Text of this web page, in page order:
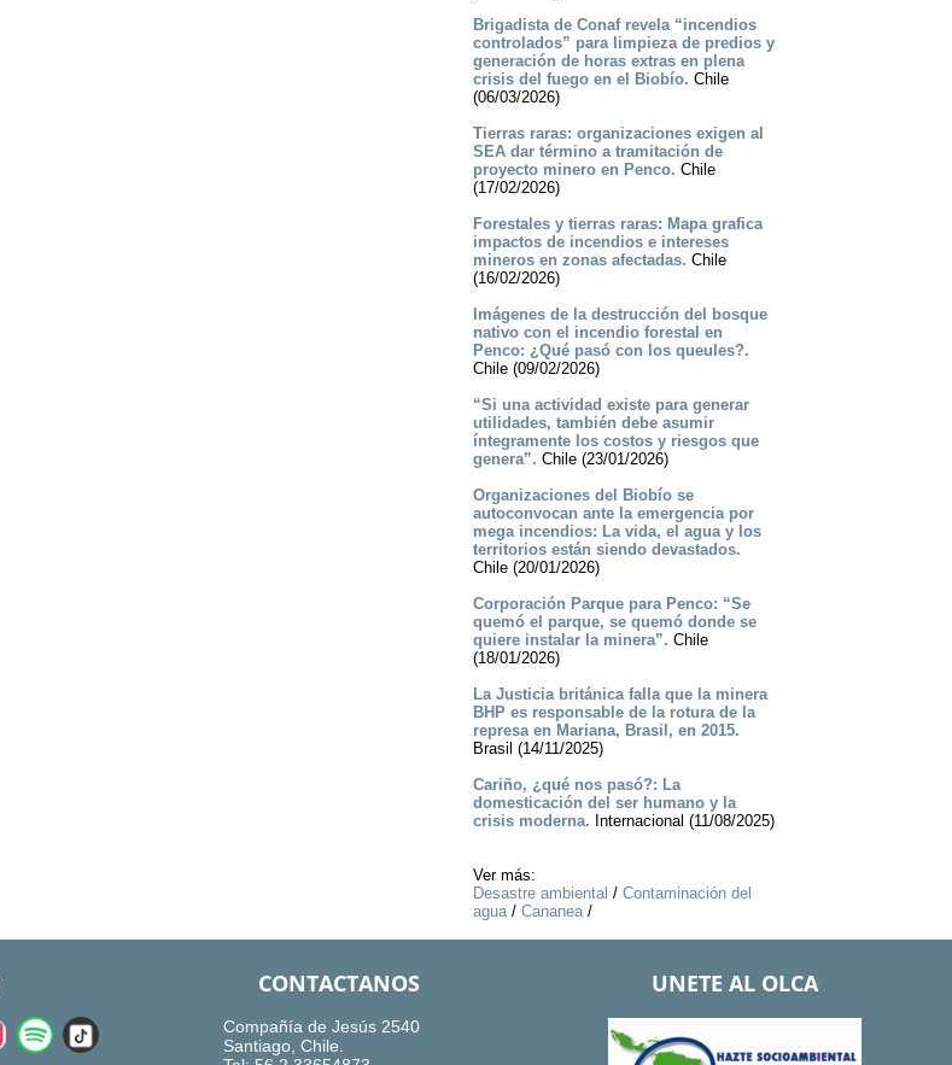
Brigadista de Conaf revela “incendios
controlados” para limpieza de predios y
generación de horas extras en plena
crisis del fuego en el Biobío. Chile
(06/03/2026)
Tierras raras: organizaciones exigen al
SEA dar término a tramitación de
proyecto minero en Penco. Chile
(17/02/2026)
Forestales y tierras raras: Mapa grafica
impactos de incendios e intereses
mineros en zonas afectadas. Chile
(16/02/2026)
Imágenes de la destrucción del bosque
nativo con el incendio forestal en
Penco: ¿Qué pasó con los queules?.
Chile (09/02/2026)
“Si una actividad existe para generar
utilidades, también debe asumir
íntegramente los costos y riesgos que
genera”. Chile (23/01/2026)
Organizaciones del Biobío se
autoconvocan ante la emergencia por
mega incendios: La vida, el agua y los
territorios están siendo devastados.
Chile (20/01/2026)
Corporación Parque para Penco: “Se
quemó el parque, se quemó donde se
quiere instalar la minera”. Chile
(18/01/2026)
La Justicia británica falla que la minera
BHP es responsable de la rotura de la
represa en Mariana, Brasil, en 2015.
Brasil (14/11/2025)
Cariño, ¿qué nos pasó?: La
domesticación del ser humano y la
crisis moderna. Internacional (11/08/2025)
Ver más:
Desastre ambiental / Contaminación del
agua/ Cananea/
CONTACTANOS
Compañía de Jesús 2540
Santiago, Chile.
UNETE AL OLCA